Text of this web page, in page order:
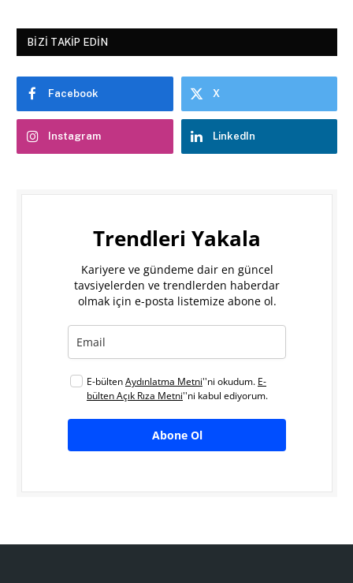
BIZI TAKIP EDIN
Facebook X
Instagram LinkedIn
Trendleri Yakala
Kariyere ve gündeme dair en güncel
tavsiyelerden ve trendlerden haberdar
olmak için e-posta listemize abone ol.
E-bültenAydınlatma Metni''ni okudum. E-
bülten Açık Rıza Metni''ni kabul ediyorum.
Abone Ol